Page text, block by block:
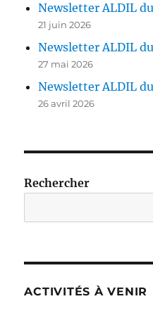
Newsletter ALDIL
21 juin 2026
Newsletter ALDIL
27 mai 2026
Newsletter ALDIL
26 avril 2026
Rechercher
ACTIVITÉS À VENIR